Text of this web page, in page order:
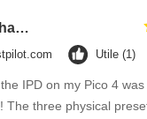
Songshang
Utile (1)
IPD on my Pico 4
The three physical